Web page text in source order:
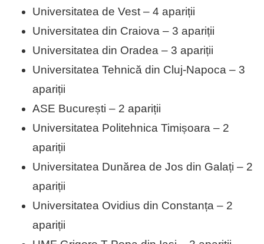
Universitatea de Vest – 4 apariții
Universitatea din Craiova – 3 apariții
Universitatea din Oradea – 3 apariții
Universitatea Tehnică din Cluj-Napoca – 3
apariții
ASE București – 2 apariții
Universitatea Politehnica Timișoara – 2
apariții
Universitatea Dunărea de Jos din Galați – 2
apariții
Universitatea Ovidius din Constanța – 2
apariții